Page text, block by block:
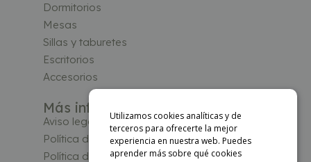
Dormitorios
Mesas
Sillas y taburetes
Escritorios
Accesorios
Más información
Aviso legal
Política de privacidad
Política de Cookies
Utilizamos cookies analíticas y de
terceros para ofrecerte la mejor
experiencia en nuestra web. Puedes
aprender más sobre qué cookies